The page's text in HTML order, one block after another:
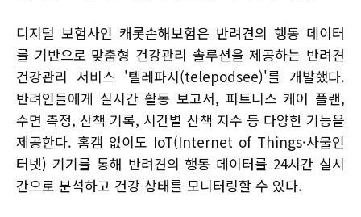
디지털 보험사인 캐롯손해보험은 반려견의 행동 데이터
를 기반으로 맞춤형 건강관리 솔루션을 제공하는 반려견
건강관리 서비스 '텔레파시(telepodsee)'를 개발했다.
반려인들에게 실시간 활동 보고서, 피트니스 케어 플랜,
수면 측정, 산책 기록, 시간별 산책 지수 등 다양한 기능을
제공한다. 홈캠 없이도 IoT(Internet of Things·사물인
터넷) 기기를 통해 반려견의 행동 데이터를 24시간 실시
간으로 분석하고 건강 상태를 모니터링할 수 있다.